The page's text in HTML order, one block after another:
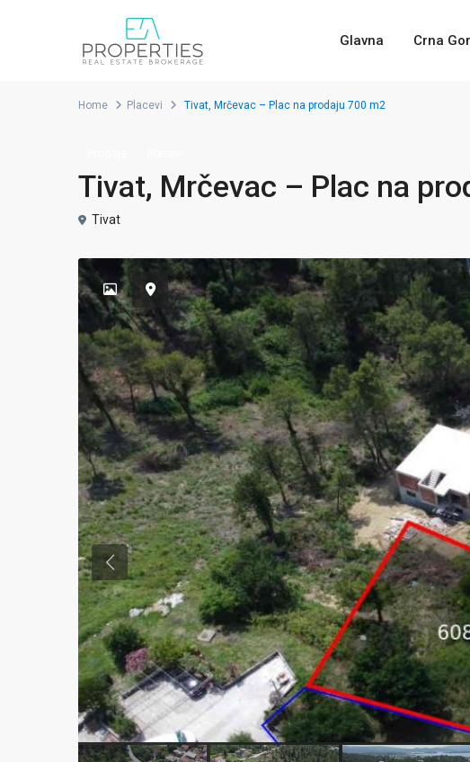
Glavna Crna
Home Placevi Tivat, Mrčevac – Plac na prodaju 700 m2
Tivat, Mrčevac – Plac na
Tivat
Previous